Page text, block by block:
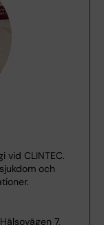
vid CLINTEC.
och
7,